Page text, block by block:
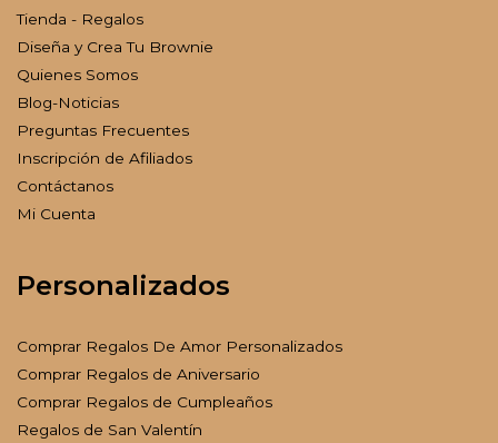
Tienda - Regalos
Diseña y Crea Tu Brownie
Quienes Somos
Blog-Noticias
Preguntas Frecuentes
Inscripción de Afiliados
Contáctanos
Mi Cuenta
Personalizados
Comprar Regalos De Amor Personalizados
Comprar Regalos de Aniversario
Comprar Regalos de Cumpleaños
Regalos de San Valentín